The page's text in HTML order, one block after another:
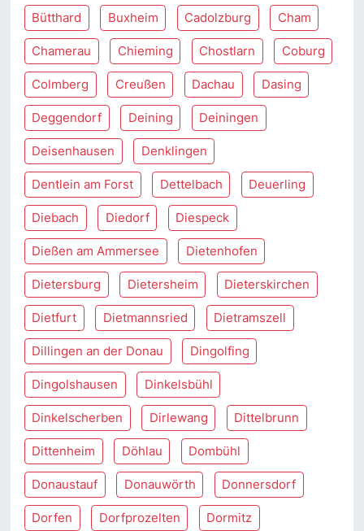
Bütthard Buxheim Cadolzburg Cham
Chamerau Chieming Chostlarn Coburg
Colmberg Creußen Dachau Dasing
Deggendorf Deining Deiningen
Deisenhausen Denklingen
Dentlein am Forst Dettelbach Deuerling
Diebach Diedorf Diespeck
Dießen am Ammersee Dietenhofen
Dietersburg Dietersheim Dieterskirchen
Dietfurt Dietmannsried Dietramszell
Dillingen an der Donau Dingolfing
Dingolshausen Dinkelsbühl
Dinkelscherben Dirlewang Dittelbrunn
Dittenheim Döhlau Dombühl
Donaustauf Donauwörth Donnersdorf
Dorfen Dorfprozelten Dormitz